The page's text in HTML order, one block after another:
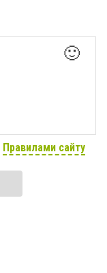
🙂
Правилами сайту